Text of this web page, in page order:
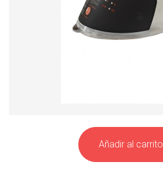
Añadir al carrito